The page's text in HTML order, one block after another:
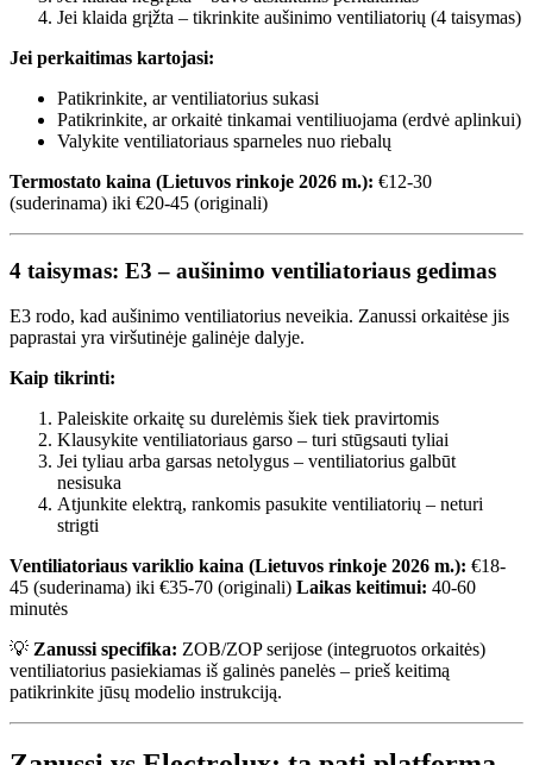
Jei klaida grįžta – tikrinkite aušinimo ventiliatorių (4 taisymas)
Jei perkaitimas kartojasi:
Patikrinkite, ar ventiliatorius sukasi
Patikrinkite, ar orkaitė tinkamai ventiliuojama (erdvė aplinkui)
Valykite ventiliatoriaus sparneles nuo riebalų
Termostato kaina (Lietuvos rinkoje 2026 m.): €12-30
(suderinama) iki €20-45 (originali)
4 taisymas: E3 – aušinimo ventiliatoriaus gedimas
E3 rodo, kad aušinimo ventiliatorius neveikia. Zanussi orkaitėse jis
paprastai yra viršutinėje galinėje dalyje.
Kaip tikrinti:
Paleiskite orkaitę su durelėmis šiek tiek pravirtomis
Klausykite ventiliatoriaus garso – turi stūgsauti tyliai
Jei tyliau arba garsas netolygus – ventiliatorius galbūt
nesisuka
Atjunkite elektrą, rankomis pasukite ventiliatorių – neturi
strigti
Ventiliatoriaus variklio kaina (Lietuvos rinkoje 2026 m.): €18-
45 (suderinama) iki €35-70 (originali) Laikas keitimui: 40-60
minutės
💡 Zanussi specifika: ZOB/ZOP serijose (integruotos orkaitės)
ventiliatorius pasiekiamas iš galinės panelės – prieš keitimą
patikrinkite jūsų modelio instrukciją.